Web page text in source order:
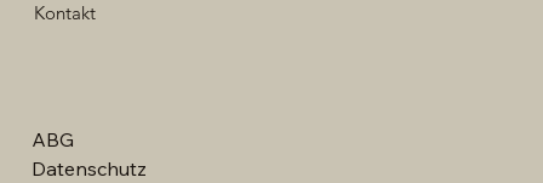
Kontakt
ABG
Datenschutz